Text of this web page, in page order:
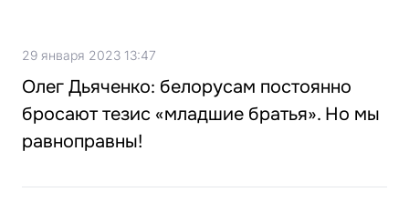
29 января 2023 13:47
Олег Дьяченко: белорусам постоянно
бросают тезис «младшие братья». Но мы
равноправны!